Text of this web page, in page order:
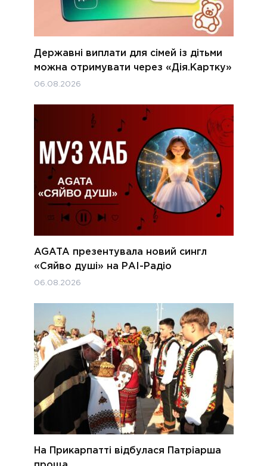
Державні виплати для сімей із дітьми
можна отримувати через «Дія.Картку»
06.08.2026
AGATA презентувала новий сингл
«Сяйво душі» на РАІ-Радіо
06.08.2026
На Прикарпатті відбулася Патріарша